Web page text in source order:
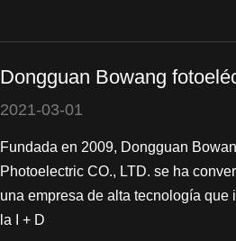
Dongguan Bowang
2021-03-01
Fundada en 2009, Dongguan
Photoelectric CO., LTD. se ha
una empresa de alta tecnología que
la I + D